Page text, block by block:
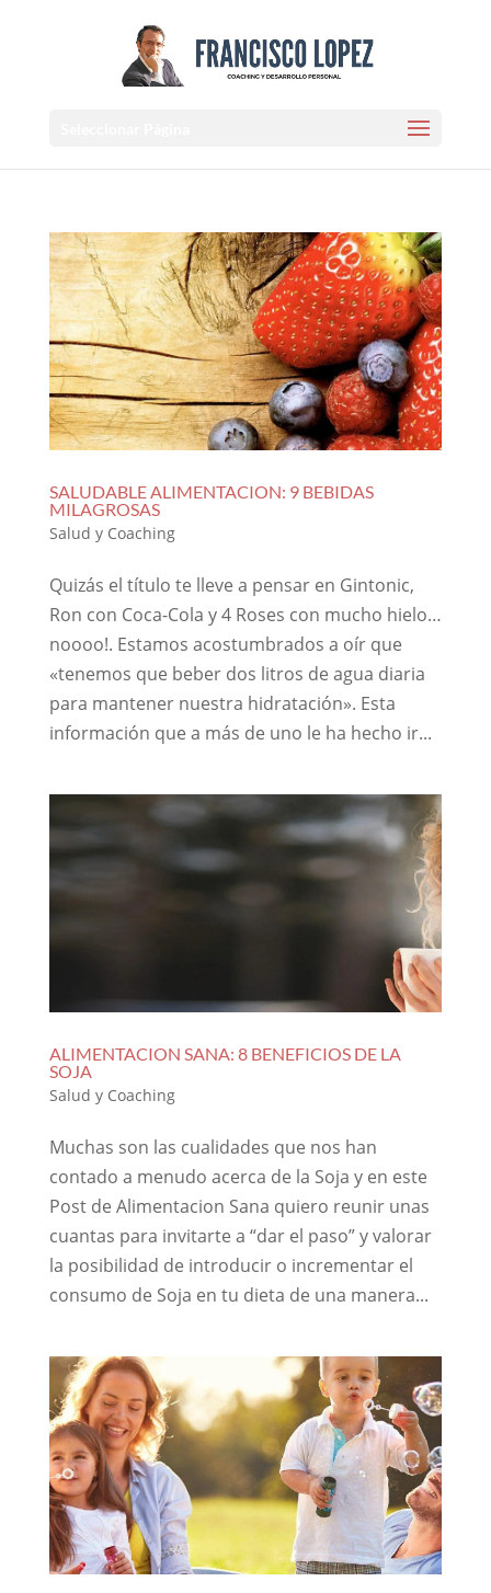
SALUDABLE ALIMENTACION: 9 BEBIDAS
MILAGROSAS
Salud y Coaching
Quizás el título te lleve a pensar en Gintonic,
Ron con Coca-Cola y 4 Roses con mucho hielo…
noooo!. Estamos acostumbrados a oír que
«tenemos que beber dos litros de agua diaria
para mantener nuestra hidratación». Esta
información que a más de uno le ha hecho ir...
ALIMENTACION SANA: 8 BENEFICIOS DE LA
SOJA
Salud y Coaching
Muchas son las cualidades que nos han
contado a menudo acerca de la Soja y en este
Post de Alimentacion Sana quiero reunir unas
cuantas para invitarte a “dar el paso” y valorar
la posibilidad de introducir o incrementar el
consumo de Soja en tu dieta de una manera...